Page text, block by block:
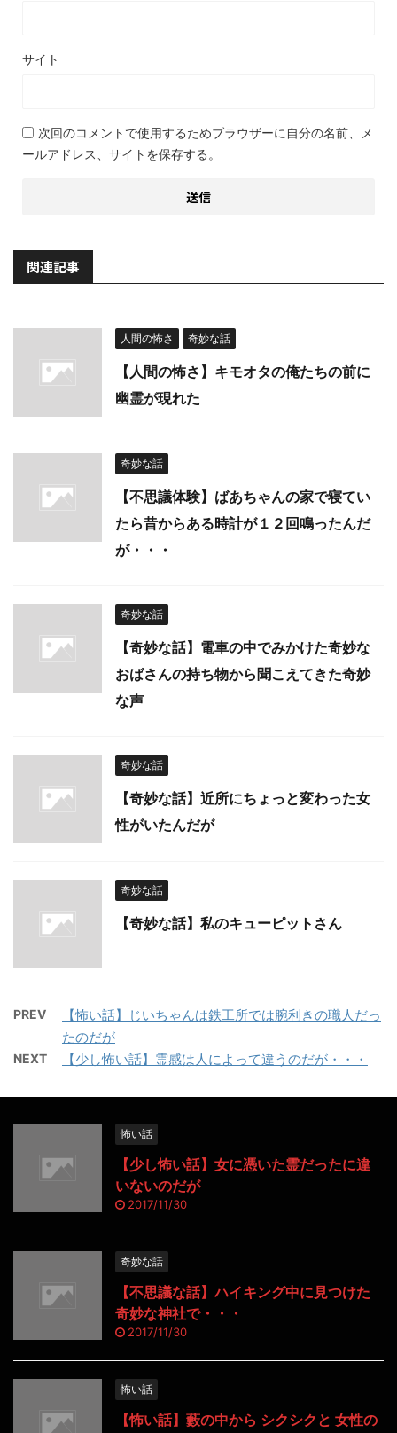
サイト
次回のコメントで使用するためブラウザーに自分の名前、メ
ールアドレス、サイトを保存する。
関連記事
人間の怖さ 奇妙な話
【人間の怖さ】キモオタの俺たちの前に
幽霊が現れた
奇妙な話
【不思議体験】ばあちゃんの家で寝てい
たら昔からある時計が１２回鳴ったんだ
が・・・
奇妙な話
【奇妙な話】電車の中でみかけた奇妙な
おばさんの持ち物から聞こえてきた奇妙
な声
奇妙な話
【奇妙な話】近所にちょっと変わった女
性がいたんだが
奇妙な話
【奇妙な話】私のキューピットさん
PREV
【怖い話】じいちゃんは鉄工所では腕利きの職人だっ
たのだが
NEXT 【少し怖い話】霊感は人によって違うのだが・・・
怖い話
【少し怖い話】女に憑いた霊だったに違
いないのだが
2017/11/30
奇妙な話
【不思議な話】ハイキング中に見つけた
奇妙な神社で・・・
2017/11/30
怖い話
【怖い話】藪の中から シクシクと 女性の